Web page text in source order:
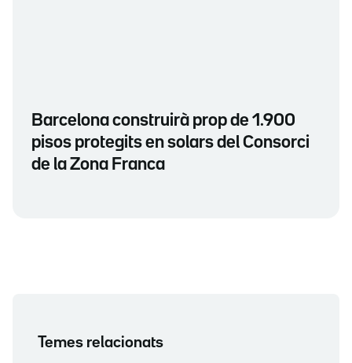
Barcelona construirà prop de 1.900
pisos protegits en solars del Consorci
de la Zona Franca
Temes relacionats